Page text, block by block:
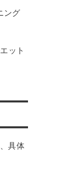
ング
ット
具体